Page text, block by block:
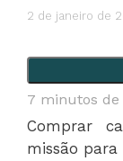
2 de janeiro de
7 minutos
Comprar
missão